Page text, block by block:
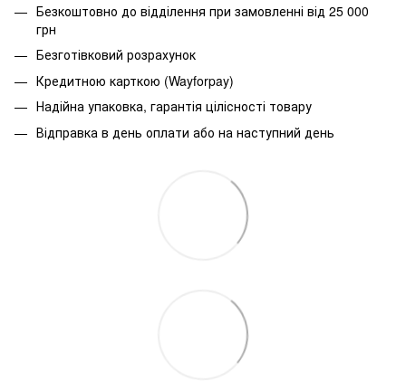
Безкоштовно до відділення при замовленні від 25 000
грн
Безготівковий розрахунок
Кредитною карткою (Wayforpay)
Надійна упаковка, гарантія цілісності товару
Відправка в день оплати або на наступний день